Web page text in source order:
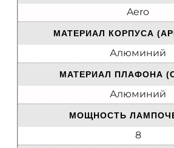
Aero
МАТЕРИАЛ КОРПУСА
Алюминий
МАТЕРИАЛ ПЛАФОНА
Алюминий
МОЩНОСТЬ
8